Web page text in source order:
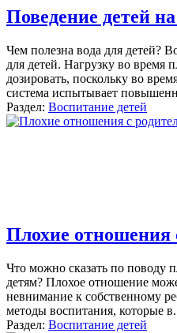
Поведение детей на
Чем полезна вода для детей?
для детей. Нагрузку во время
дозировать, поскольку во
система испытывает
Раздел: Воспитание детей
Плохие отношения
Что можно сказать по поводу
детям? Плохое отношение
невнимание к собственному
методы воспитания, которые в
Раздел: Воспитание детей